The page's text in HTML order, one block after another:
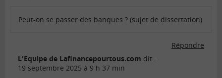
Peut-on se passer des banques ? (sujet de dissertation)
Répondre
L'Equipe de Lafinancepourtous.com dit :
19 septembre 2025 à 9 h 37 min